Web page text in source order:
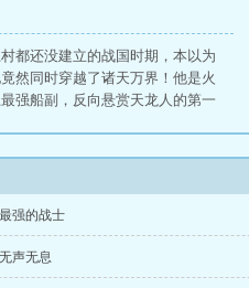
都还没建立的战国时期，本以为
然同时穿越了诸天万界！他是火
强船副，反向悬赏天龙人的第一
强的战士
声无息